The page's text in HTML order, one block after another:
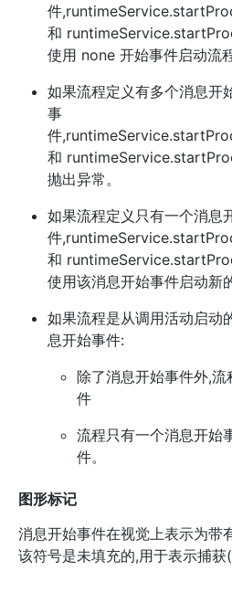
件
和
使用 none 开始事件启动流
如果流程定义有多个消息开
事
件
和
抛出异常。
如果流程定义只有一个消息
件
和
使用该消息开始事件启动新
如果流程是从调用活动启动
息开始事件:
除了消息开始事件外,
件
流程只有一个消息开始
件。
图形标记
消息开始事件在视觉上表示为带
该符号是未填充的,用于表示捕获(